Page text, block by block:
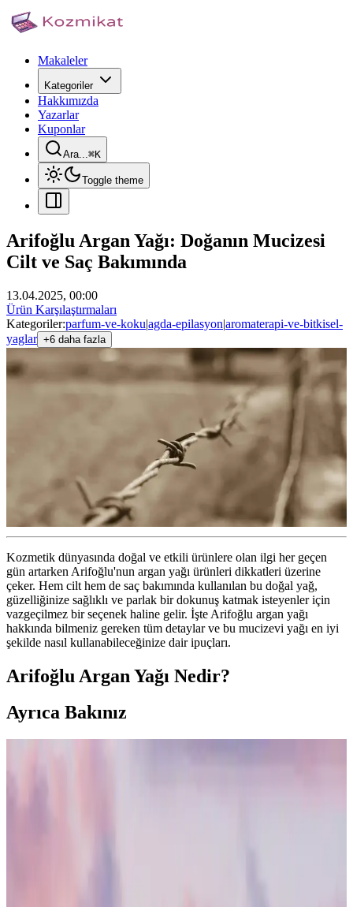
Makaleler
Kategoriler
Hakkımızda
Yazarlar
Kuponlar
Ara...⌘K
Toggle theme
Arifoğlu Argan Yağı: Doğanın Mucizesi
Cilt ve Saç Bakımında
13.04.2025, 00:00
Ürün Karşılaştırmaları
Kategoriler:parfum-ve-koku|agda-epilasyon|aromaterapi-ve-bitkisel-
yaglar +6 daha fazla
Kozmetik dünyasında doğal ve etkili ürünlere olan ilgi her geçen
gün artarken Arifoğlu'nun argan yağı ürünleri dikkatleri üzerine
çeker. Hem cilt hem de saç bakımında kullanılan bu doğal yağ,
güzelliğinize sağlıklı ve parlak bir dokunuş katmak isteyenler için
vazgeçilmez bir seçenek haline gelir. İşte Arifoğlu argan yağı
hakkında bilmeniz gereken tüm detaylar ve bu mucizevi yağı en iyi
şekilde nasıl kullanabileceğinize dair ipuçları.
Arifoğlu Argan Yağı Nedir?
Ayrıca Bakınız